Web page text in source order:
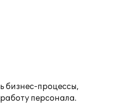
бизнес-процессы,
персонала.